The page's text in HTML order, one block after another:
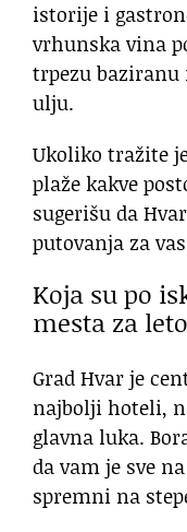
istorije i
vrhunska vina
trpezu
ulju.
Ukoliko tražite
plaže kakve
sugerišu da
putovanja za
Koja su po
mesta za
Grad Hvar je
najbolji hoteli,
glavna luka.
da vam je sve
spremni na